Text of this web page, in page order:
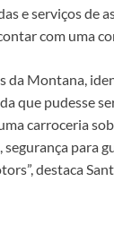
e serviços de
com uma
da Montana,
que pudesse
carroceria
para
destaca